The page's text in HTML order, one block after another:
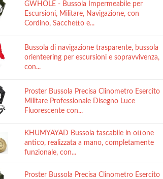
GWHOLE - Bussola Impermeabile per
Escursioni, Militare, Navigazione, con
Cordino, Sacchetto e...
Bussola di navigazione trasparente, bussola
orienteering per escursioni e sopravvivenza,
con...
Proster Bussola Precisa Clinometro Esercito
Militare Professionale Disegno Luce
Fluorescente con...
KHUMYAYAD Bussola tascabile in ottone
antico, realizzata a mano, completamente
funzionale, con...
Proster Bussola Precisa Clinometro Esercito